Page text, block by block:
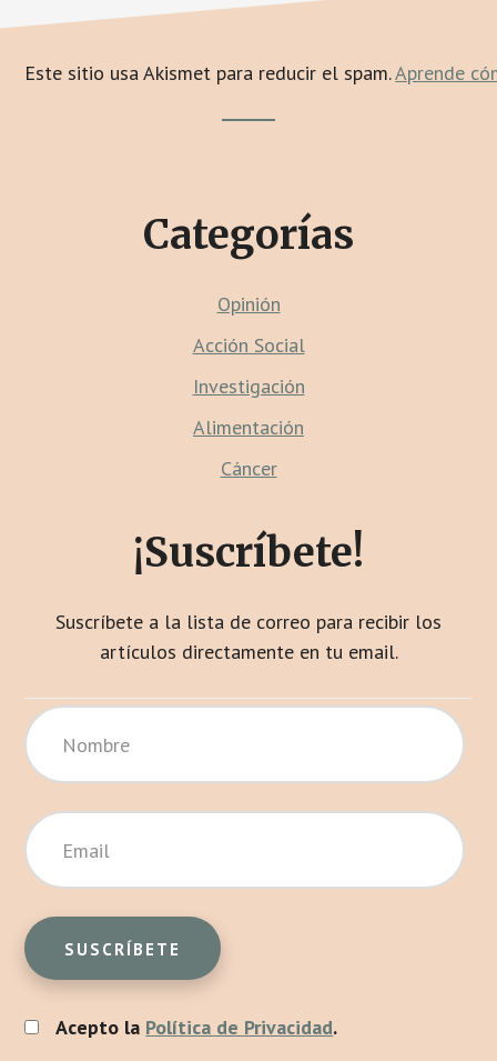
Este sitio usa Akismet para reducir el spam.Aprende
Categorías
Opinión
Acción Social
Investigación
Alimentación
Cáncer
¡Suscríbete!
Suscríbete a la lista de correo para recibir los
artículos directamente en tu email.
Acepto la Política de Privacidad.